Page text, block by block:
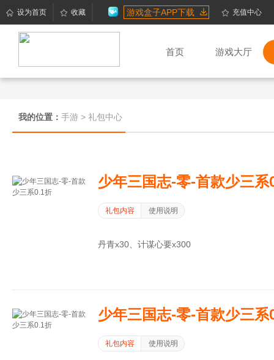
设为首页 收藏 游戏盒子APP下载 充值中心
首页 游戏大厅
我的位置： 手游 > 礼包中心
少年三国志-零-首款少三系
礼包内容 使用说明
丹青x30、计谋心要x300
少年三国志-零-首款少三系
礼包内容 使用说明